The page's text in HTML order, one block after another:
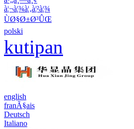
à¦¬à¦¾à¦‚à¦²à¦¾
ÙØ§Ø±Ø³ÛŒ
polski
kutipan
english
franÃ§ais
Deutsch
Italiano